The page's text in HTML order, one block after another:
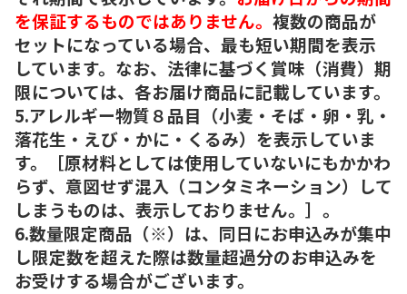
を保証するものではありません。 複数の商品が
セットになっている場合、最も短い期間を表示
しています。なお、法律に基づく賞味（消費）期
限については、各お届け商品に記載しています。
5.アレルギー物質８品目（小麦・そば・卵・乳・
落花生・えび・かに・くるみ）を表示していま
す。［原材料としては使用していないにもかかわ
らず、意図せず混入（コンタミネーション）して
しまうものは、表示しておりません。］。
6.数量限定商品（※）は、同日にお申込みが集中
し限定数を超えた際は数量超過分のお申込みを
お受けする場合がございます。